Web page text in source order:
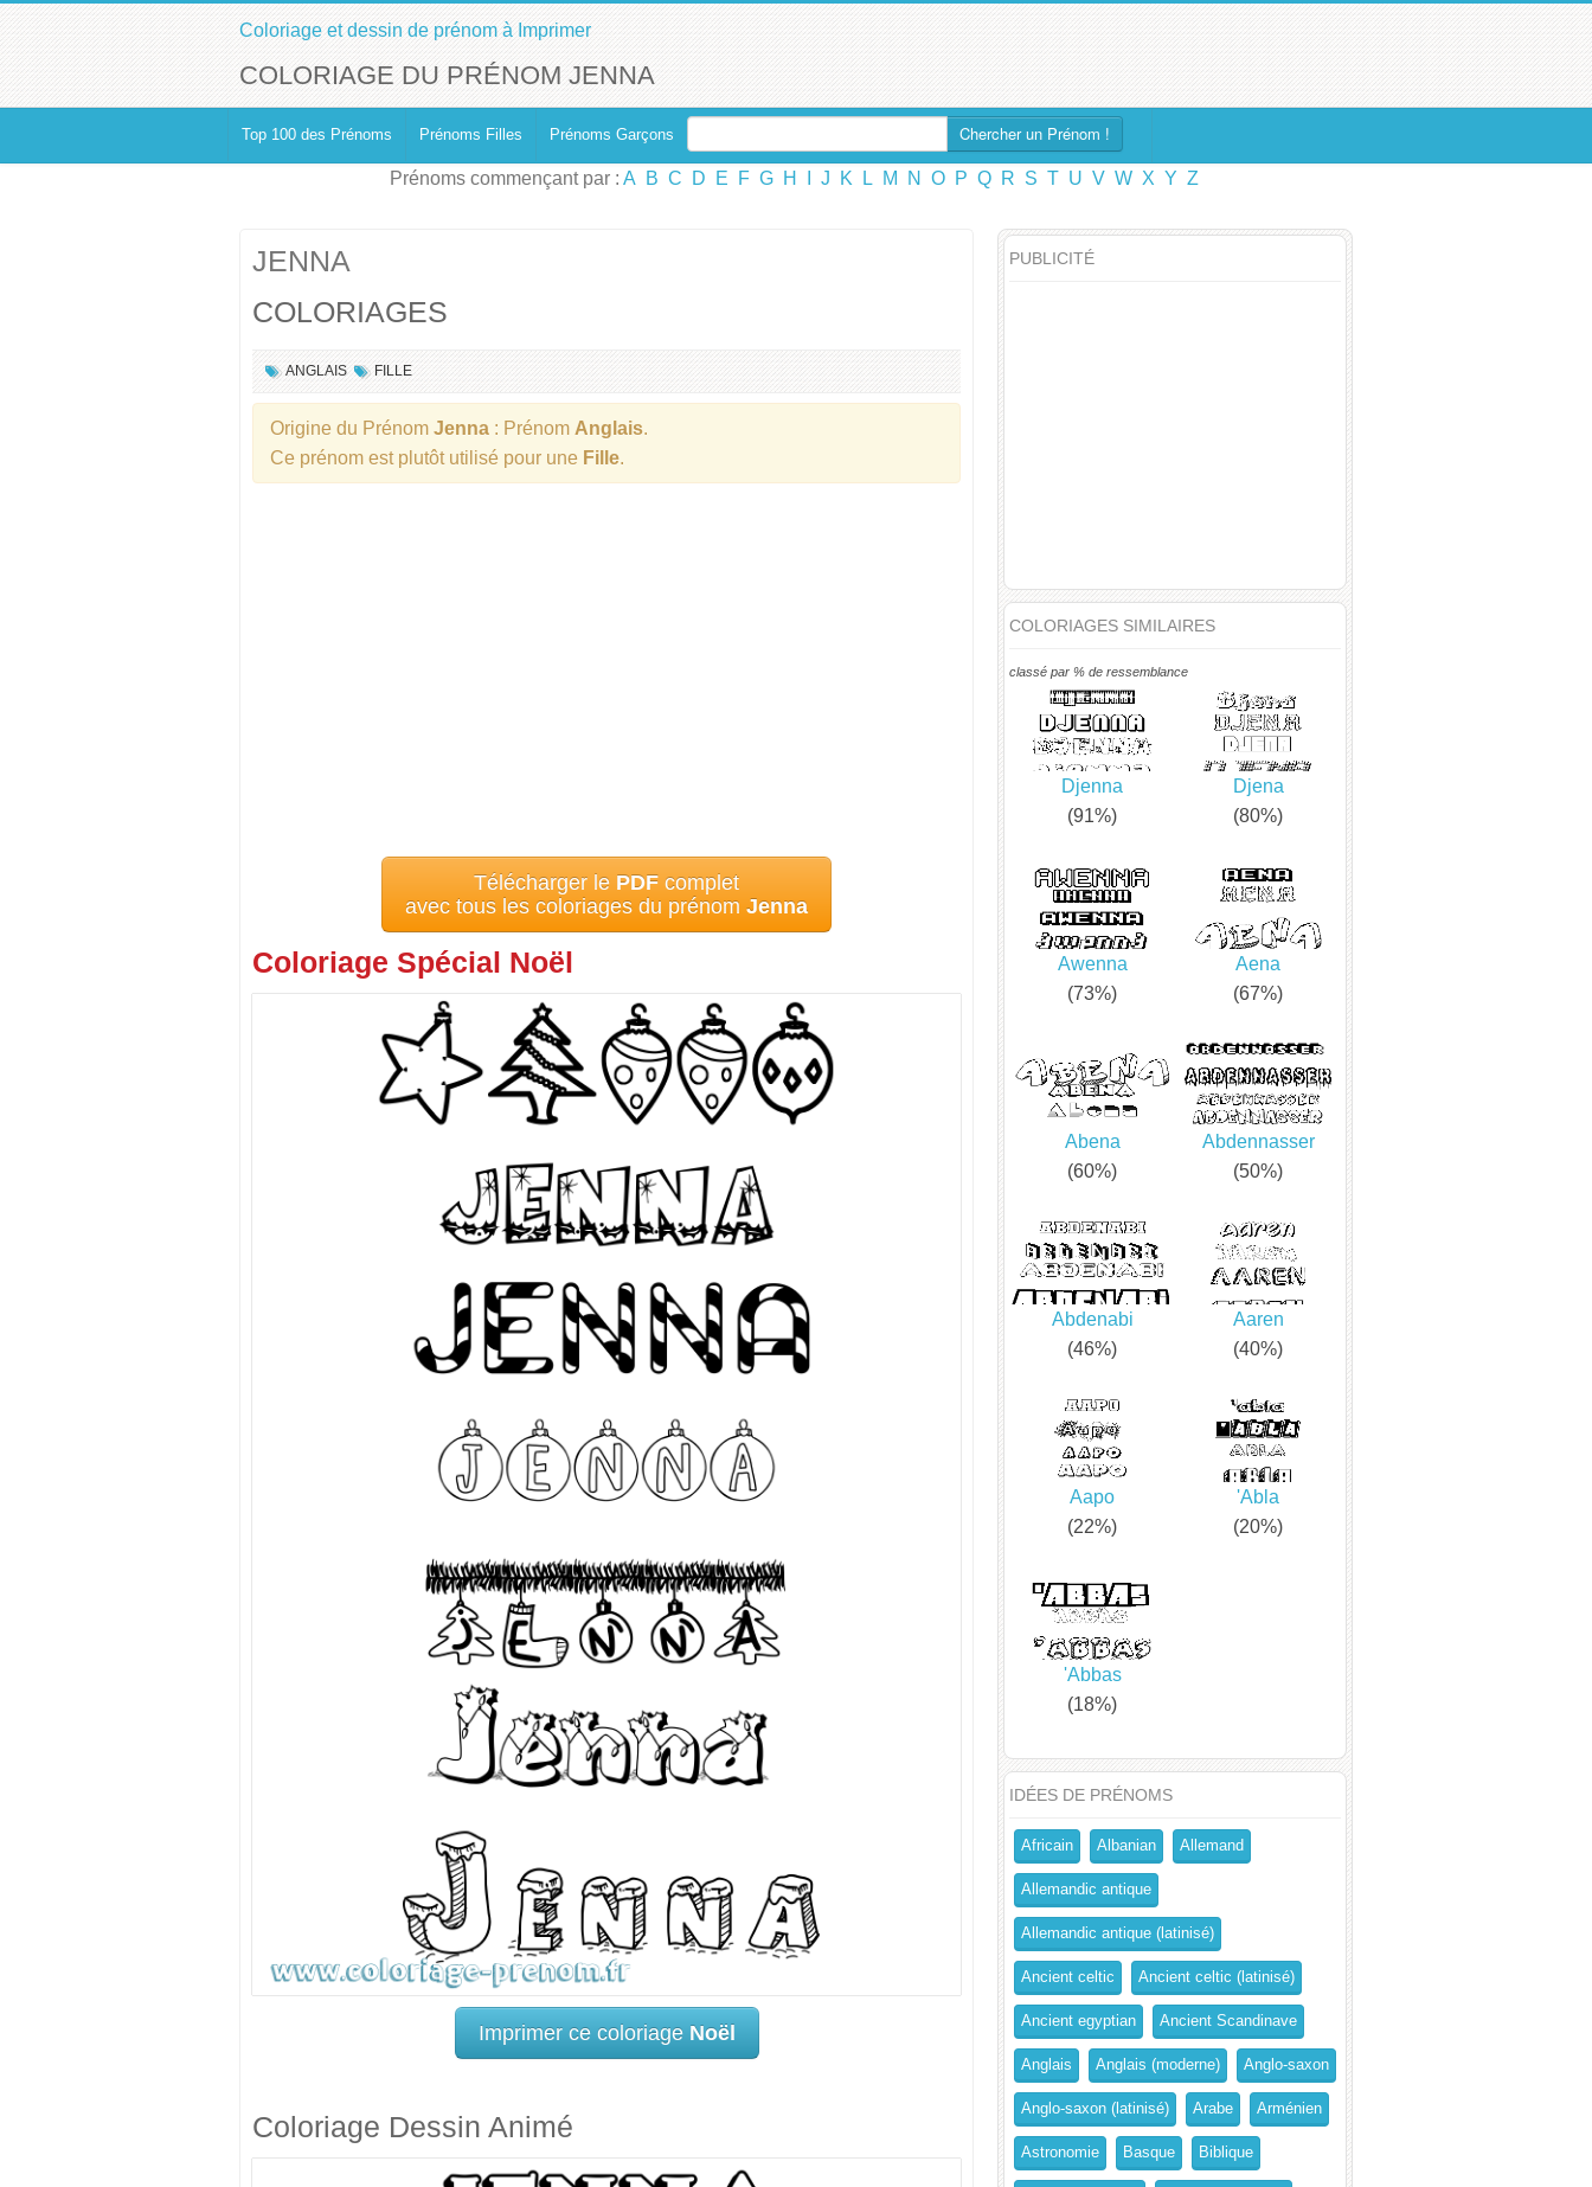
Coloriage et dessin de prénom à Imprimer
COLORIAGE DU PRÉNOM JENNA
Top 100 des Prénoms Prénoms Filles Prénoms Garçons Chercher un Prénom !
Prénoms commençant par : A B C D E F G H J K L M N O P Q R S T U V W X Y Z
JENNA
COLORIAGES
ANGLAIS FILLE
Origine du Prénom Jenna : Prénom Anglais.
Ce prénom est plutôt utilisé pour une Fille.
Télécharger le PDF complet
avec tous les coloriages du prénom Jenna
Coloriage Spécial Noël
Imprimer ce coloriage Noël
Coloriage Dessin Animé
PUBLICITÉ
COLORIAGES SIMILAIRES
classé par % de ressemblance
Djenna
(91%)
Djena
(80%)
Awenna
(73%)
Aena
(67%)
Abena
(60%)
Abdennasser
(50%)
Abdenabi
(46%)
Aaren
(40%)
Aapo
(22%)
'Abla
(20%)
'Abbas
(18%)
IDÉES DE PRÉNOMS
Africain Albanian Allemand
Allemandic antique
Allemandic antique (latinisé)
Ancient celtic Ancient celtic (latinisé)
Ancient egyptian Ancient Scandinave
Anglais Anglais (moderne) Anglo-saxon
Anglo-saxon (latinisé) Arabe Arménien
Astronomie Basque Biblique